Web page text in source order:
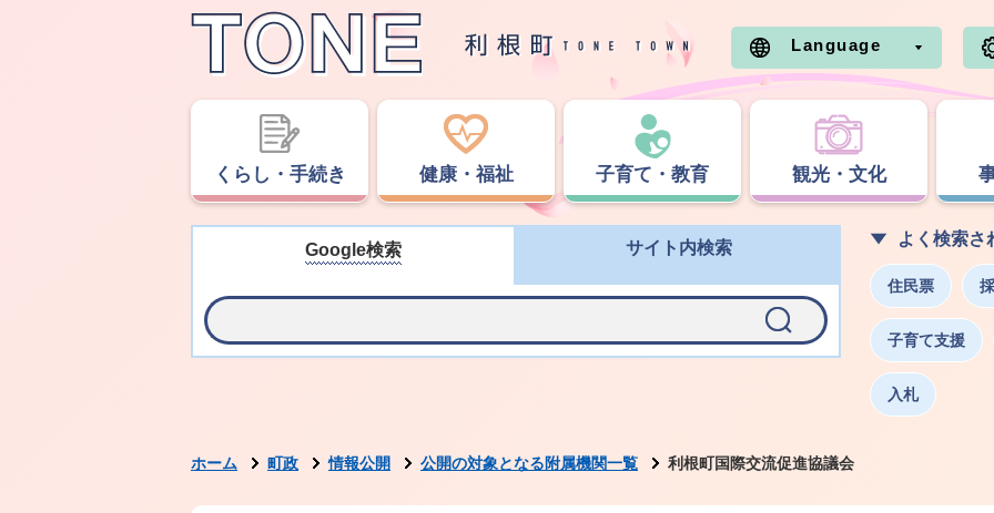
Language
くらし・手続き 健康・福祉 子育て・教育 観光・文化
Google検索 サイト内検索 よく検索さ
住民票
子育て支援
入札
ホーム 町政 情報公開 公開の対象となる附属機関一覧 利根町国際交流促進協議会